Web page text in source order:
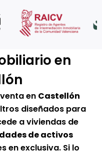
en
en Castellón
diseñados para
a viviendas de
de activos
en exclusiva. Si lo